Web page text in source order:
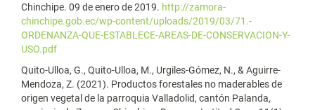
Chinchipe. 09 de enero de 2019. http://zamora-
chinchipe.gob.ec/wp-content/uploads/2019/03/71.-
ORDENANZA-QUE-ESTABLECE-AREAS-DE-CONSERVACION-Y-
USO.pdf
Quito-Ulloa, G., Quito-Ulloa, M., Urgiles-Gómez, N., & Aguirre-
Mendoza, Z. (2021). Productos forestales no maderables de
origen vegetal de la parroquia Valladolid, cantón Palanda,